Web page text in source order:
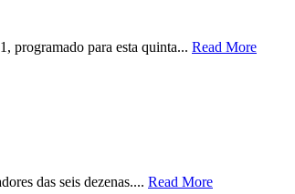
programado para esta quinta... Read More
das seis dezenas.... Read More